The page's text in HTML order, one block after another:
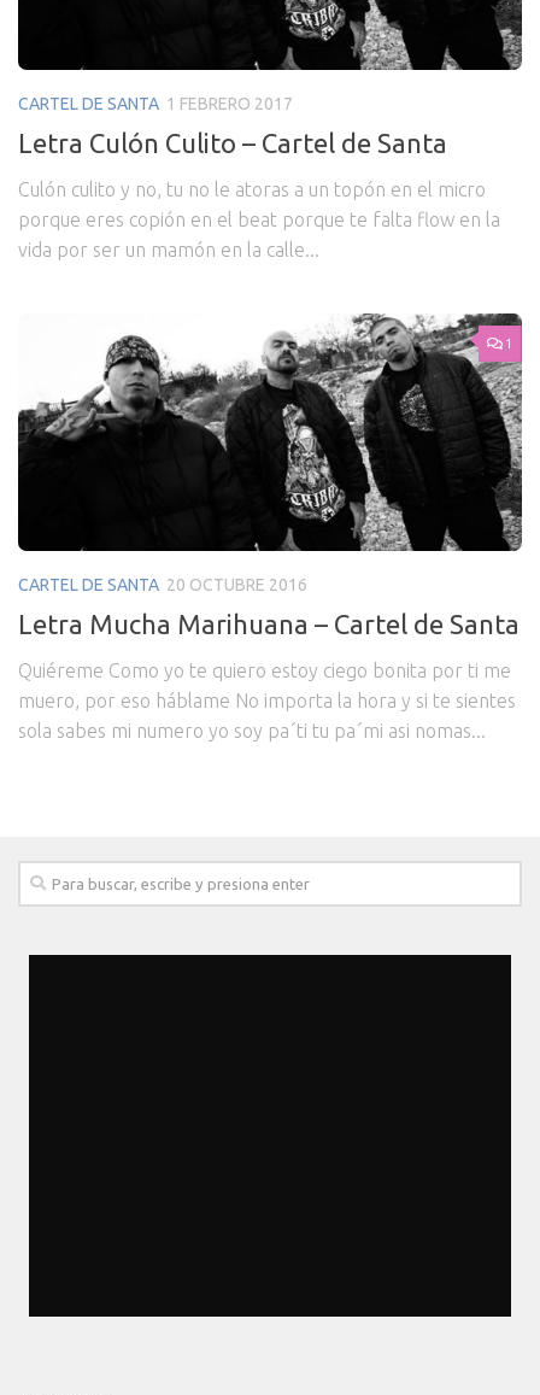
CARTEL DE SANTA 1 FEBRERO 2017
Letra Culón Culito – Cartel de Santa
Culón culito y no, tu no le atoras a un topón en el micro
porque eres copión en el beat porque te falta flow en la
vida por ser un mamón en la calle...
1
CARTEL DE SANTA 20 OCTUBRE 2016
Letra Mucha Marihuana – Cartel de Santa
Quiéreme Como yo te quiero estoy ciego bonita por ti me
muero, por eso háblame No importa la hora y si te sientes
sola sabes mi numero yo soy pa´ti tu pa´mi asi nomas...